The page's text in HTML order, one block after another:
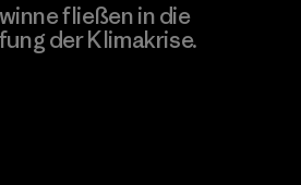
fließen in die
der Klimakrise.